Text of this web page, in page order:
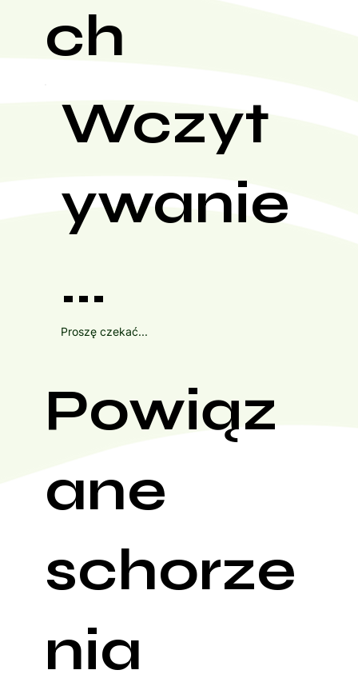
ch
Wczyt
ywanie
...
Proszę czekać...
Powiąz
ane
schorze
nia